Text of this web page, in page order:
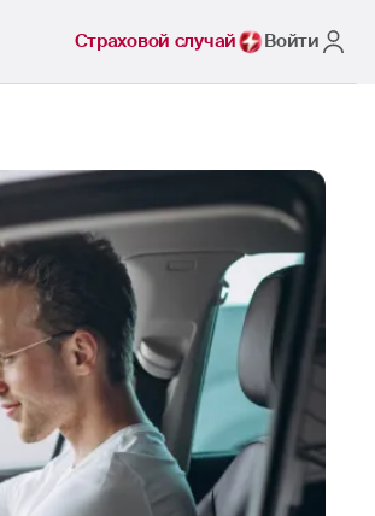
Страховой случай Войти